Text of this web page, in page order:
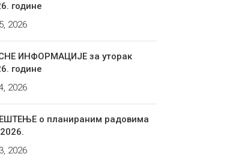
године
2026
ИНФОРМАЦИЈЕ за уторак
године
2026
о планираним радовима
2026